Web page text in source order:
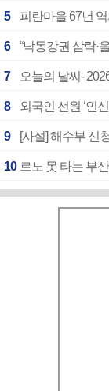
5 피란마을 67년
6 “낙동강권 삼락·
7 오늘의 날씨-
8 외국인 선원 ‘인
9 [사설] 해수부 신
10 르노 못 타는 부